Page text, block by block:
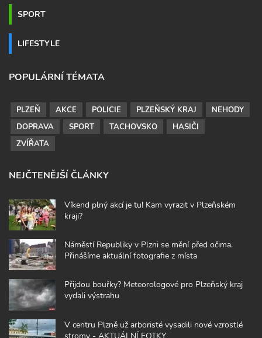
SPORT
LIFESTYLE
POPULÁRNÍ TÉMATA
PLZEŇ AKCE POLICIE PLZEŇSKÝ KRAJ
NEHODY
DOPRAVA
SPORT TACHOVSKO
HASIČI
ZVÍŘATA
NEJČTENĚJŠÍ ČLÁNKY
Víkend plný akcí je tu! Kam vyrazit v Plzeňském
kraji?
Náměstí Republiky v Plzni se mění před očima.
Přinášíme aktuální fotografie z místa
Přijdou bouřky? Meteorologové pro Plzeňský kraj
vydali výstrahu
V centru Plzně už arboristé vysadili nové vzrostlé
stromy - AKTUÁLNÍ FOTKY